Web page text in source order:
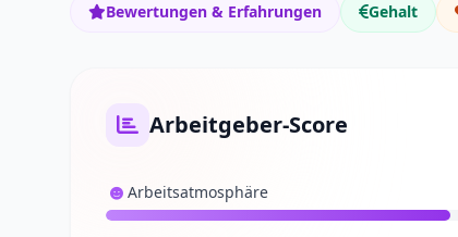
Bewertungen & Erfahrungen Gehalt
Arbeitgeber-Score
Arbeitsatmosphäre